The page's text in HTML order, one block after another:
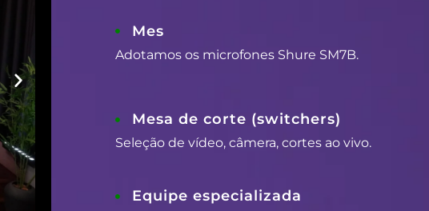
Mes
Adotamos os microfones Shure SM7B.
Mesa de corte (switchers)
Seleção de vídeo, câmera, cortes ao vivo.
Equipe especializada